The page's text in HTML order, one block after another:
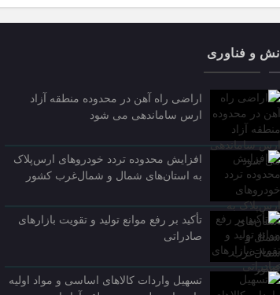
و فناوری
اراضی راه آهن در محدوده منطقه آزاد
ارس ساماندهی می شود
افزایش محدوده تردد خودروهای ارس‌پلاک
به استان‌های شمال و شمال‌غرب کشور
تأکید بر رفع موانع تولید و تقویت بازارهای
صادراتی
تسهیل واردات کالاهای اساسی و مواد اولیه